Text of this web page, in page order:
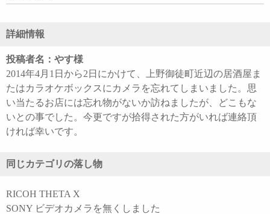
詳細情報
投稿者名：やす様
2014年4月1日から2日にかけて、上野御徒町近辺の居酒屋ま
たはカラオケボックスにカメラを忘れてしまいました。思
い当たるお店には忘れ物がないか訪ねましたが、どこもな
いとの事でした。今更ですが拾得された方がいれば連絡頂
ければ幸いです。
同じカテゴリの落し物
RICOH THETA X
SONY ビデオカメラを無くしました